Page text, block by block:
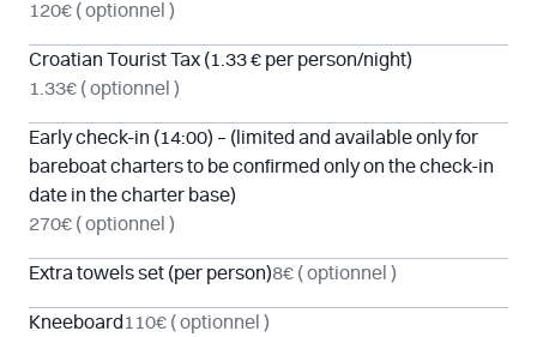
120€ ( optionnel )
Croatian Tourist Tax (1.33 € per person/night)
1.33€ ( optionnel )
Early check-in (14:00) – (limited and available only for
bareboat charters to be confirmed only on the check-in
date in the charter base)
270€ ( optionnel )
Extra towels set (per person)8€ ( optionnel )
Kneeboard 110€ ( optionnel )